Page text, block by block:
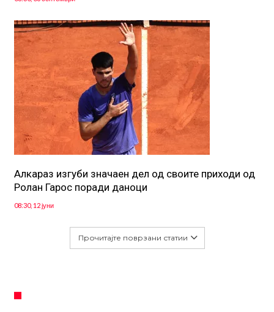
Алкараз изгуби значаен дел од своите приходи од
Ролан Гарос поради даноци
08:30, 12 јуни
Прочитајте поврзани статии